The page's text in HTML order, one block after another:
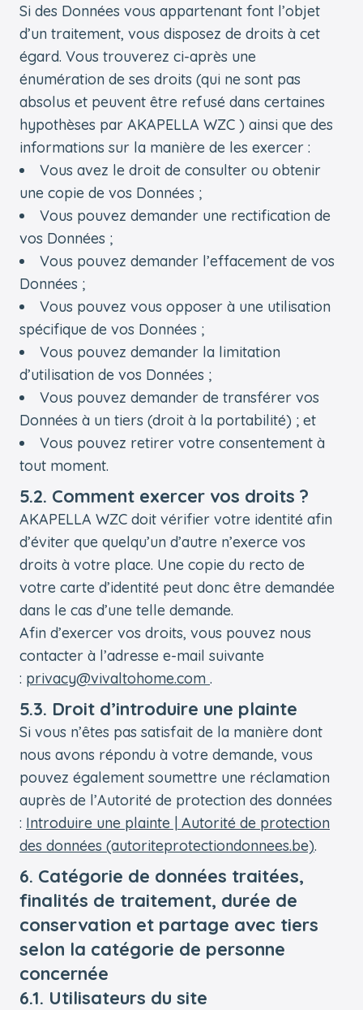
Si des Données vous appartenant font l’objet
d’un traitement, vous disposez de droits à cet
égard. Vous trouverez ci-après une
énumération de ses droits (qui ne sont pas
absolus et peuvent être refusé dans certaines
hypothèses par AKAPELLA WZC ) ainsi que des
informations sur la manière de les exercer :
Vous avez le droit de consulter ou obtenir
une copie de vos Données ;
Vous pouvez demander une rectification de
vos Données ;
Vous pouvez demander l’effacement de vos
Données ;
Vous pouvez vous opposer à une utilisation
spécifique de vos Données ;
Vous pouvez demander la limitation
d’utilisation de vos Données ;
Vous pouvez demander de transférer vos
Données à un tiers (droit à la portabilité) ; et
Vous pouvez retirer votre consentement à
tout moment.
5.2. Comment exercer vos droits ?
AKAPELLA WZC doit vérifier votre identité afin
d’éviter que quelqu’un d’autre n’exerce vos
droits à votre place. Une copie du recto de
votre carte d’identité peut donc être demandée
dans le cas d’une telle demande.
Afin d’exercer vos droits, vous pouvez nous
contacter à l’adresse e-mail suivante
: privacy@vivaltohome.com .
5.3. Droit d’introduire une plainte
Si vous n’êtes pas satisfait de la manière dont
nous avons répondu à votre demande, vous
pouvez également soumettre une réclamation
auprès de l’Autorité de protection des données
: Introduire une plainte | Autorité de protection
des données (autoriteprotectiondonnees.be).
6. Catégorie de données traitées,
finalités de traitement, durée de
conservation et partage avec tiers
selon la catégorie de personne
concernée
6.1. Utilisateurs du site